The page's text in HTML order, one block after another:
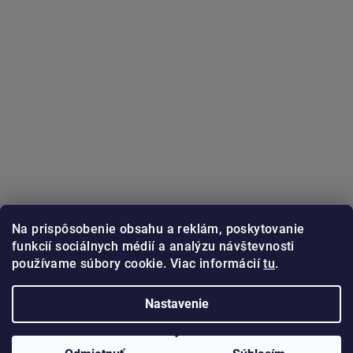
Na prispôsobenie obsahu a reklám, poskytovanie
funkcií sociálnych médií a analýzu návštevnosti
používame súbory cookie. Viac informáciítu.
Nastavenie
Sledovať na Instagrame
GUNSTER.sk